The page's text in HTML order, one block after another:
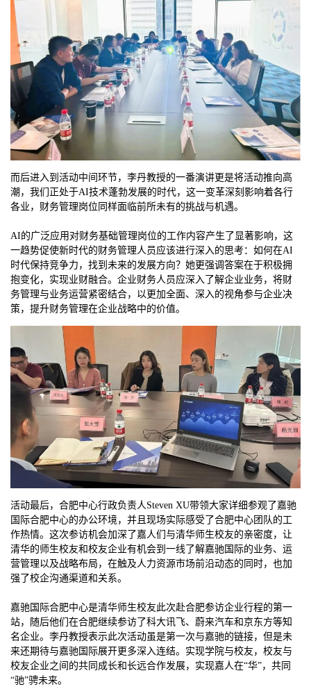
而后进入到活动中间环节，李丹教授的一番演讲更是将活动推向高
潮，我们正处于AI技术蓬勃发展的时代，这一变革深刻影响着各行
各业，财务管理岗位同样面临前所未有的挑战与机遇。
AI的广泛应用对财务基础管理岗位的工作内容产生了显著影响，这
一趋势促使新时代的财务管理人员应该进行深入的思考：如何在AI
时代保持竞争力，找到未来的发展方向？她更强调答案在于积极拥
抱变化，实现业财融合。企业财务人员应深入了解企业业务，将财
务管理与业务运营紧密结合，以更加全面、深入的视角参与企业决
策，提升财务管理在企业战略中的价值。
活动最后，合肥中心行政负责人Steven XU带领大家详细参观了嘉驰
国际合肥中心的办公环境，并且现场实际感受了合肥中心团队的工
作热情。这次参访机会加深了嘉人们与清华师生校友的亲密度，让
清华的师生校友和校友企业有机会到一线了解嘉驰国际的业务、运
营管理以及战略布局，在触及人力资源市场前沿动态的同时，也加
强了校企沟通渠道和关系。
嘉驰国际合肥中心是清华师生校友此次赴合肥参访企业行程的第一
站，随后他们在合肥继续参访了科大讯飞、蔚来汽车和京东方等知
名企业。李丹教授表示此次活动虽是第一次与嘉驰的链接，但是未
来还期待与嘉驰国际展开更多深入连结。实现学院与校友，校友与
校友企业之间的共同成长和长远合作发展，实现嘉人在“华”，共同
“驰”骋未来。